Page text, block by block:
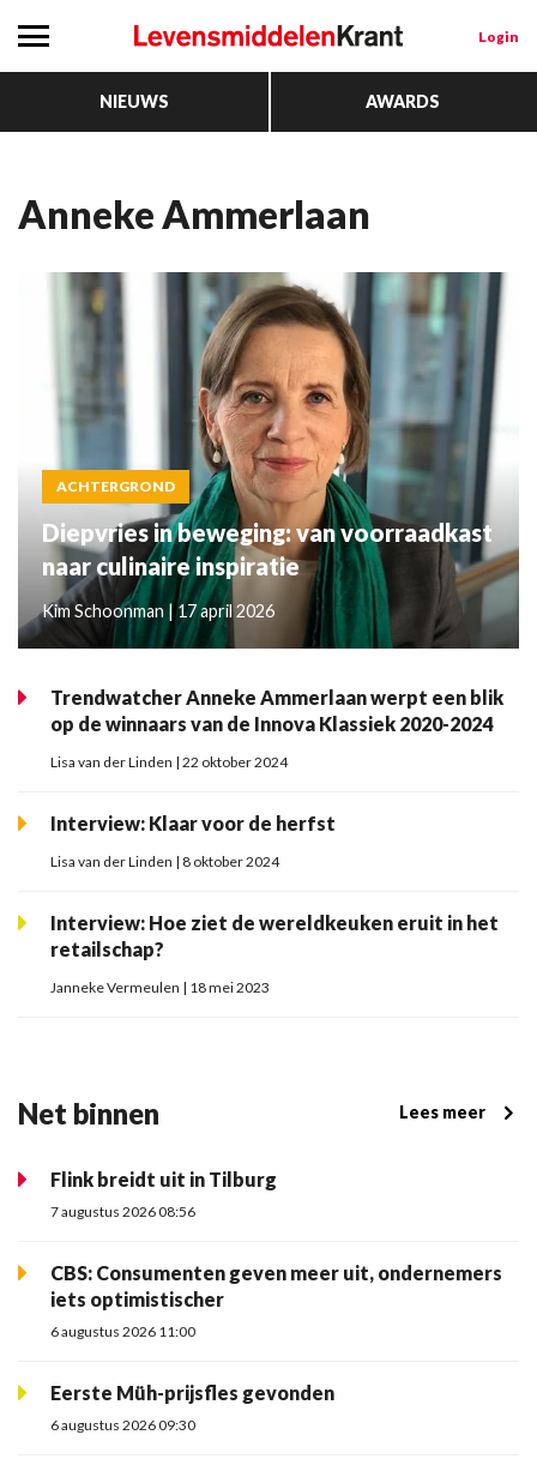
Login
NIEUWS AWARDS
Anneke Ammerlaan
ACHTERGROND
Diepvries in beweging: van voorraadkast
naar culinaire inspiratie
Kim Schoonman | 17 april 2026
Trendwatcher Anneke Ammerlaan werpt een blik
op de winnaars van de Innova Klassiek 2020-2024
Lisa van der Linden | 22 oktober 2024
Interview: Klaar voor de herfst
Lisa van der Linden | 8 oktober 2024
Interview: Hoe ziet de wereldkeuken eruit in het
retailschap?
Janneke Vermeulen | 18 mei 2023
Net binnen Lees meer
Flink breidt uit in Tilburg
7 augustus 2026 08:56
CBS: Consumenten geven meer uit, ondernemers
iets optimistischer
6 augustus 2026 11:00
Eerste Müh-prijsfles gevonden
6 augustus 2026 09:30